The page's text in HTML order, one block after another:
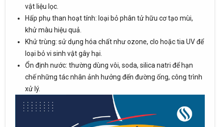
vật liệu lọc.
Hấp phụ than hoạt tính: loại bỏ phân tử hữu cơ tạo mùi,
khử màu hiệu quả.
Khử trùng: sử dụng hóa chất như ozone, clo hoặc tia UV để
loại bỏ vi sinh vật gây hại.
Ổn định nước: thường dùng vôi, soda, silica natri để hạn
chế những tác nhân ảnh hưởng đến đường ống, công trình
xử lý.